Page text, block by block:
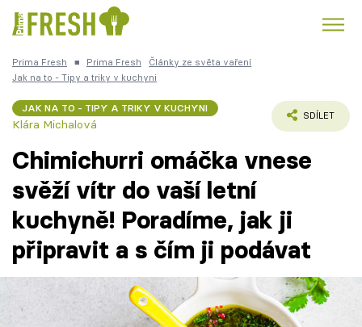
Trendy: Kuře Polévky k večeři
Česká kuchyně Čokoláda
Témata
Recepty
Prima Fresh ■ Prima Fresh
Články ze světa vaření
Jak na to - Tipy a triky v kuchyni
JAK NA TO - TIPY A TRIKY V KUCHYNI
Klára Michalová
SDÍLET
Chimichurri omáčka vnese
svěží vítr do vaší letní
kuchyně! Poradíme, jak ji
připravit a s čím ji podávat